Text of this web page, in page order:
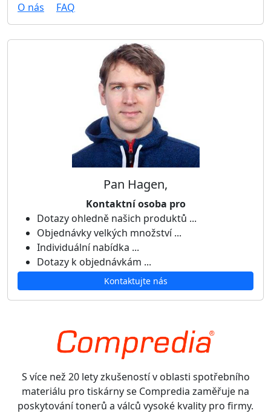
O nás
FAQ
Pan Hagen,
Kontaktní osoba pro
Dotazy ohledně našich produktů ...
Objednávky velkých množství ...
Individuální nabídka ...
Dotazy k objednávkám ...
Kontaktujte nás
S více než 20 lety zkušeností v oblasti spotřebního
materiálu pro tiskárny se Compredia zaměřuje na
poskytování tonerů a válců vysoké kvality pro firmy.